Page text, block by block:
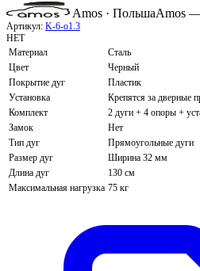
Amos · ПольшаAmos
Артикул: K-6-o1.3
НЕТ
Материал
Сталь
Цвет
Черный
Покрытие дуг
Пластик
Установка
Крепятся за дверные
Комплект
2 дуги + 4 опоры +
Замок
Нет
Тип дуг
Прямоугольные дуги
Размер дуг
Ширина 32 мм
Длина дуг
130 см
Максимальная нагрузка 75 кг